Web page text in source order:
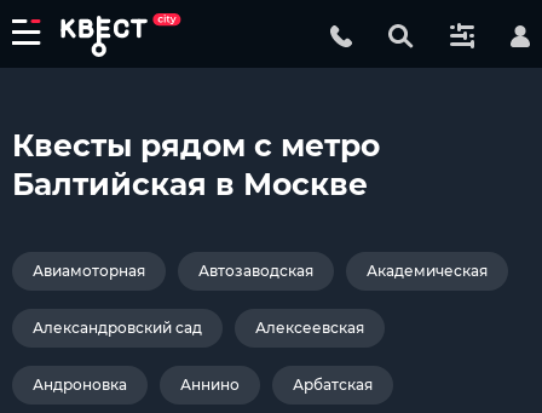
Квесты рядом с метро
Балтийская в Москве
Авиамоторная Автозаводская Академическая
Александровский сад Алексеевская
Андроновка Аннино Арбатская